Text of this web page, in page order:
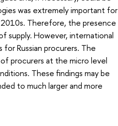
was extremely important for
Therefore, the presence
supply. However, international
Russian procurers. The
procurers at the micro level
These findings may be
to much larger and more